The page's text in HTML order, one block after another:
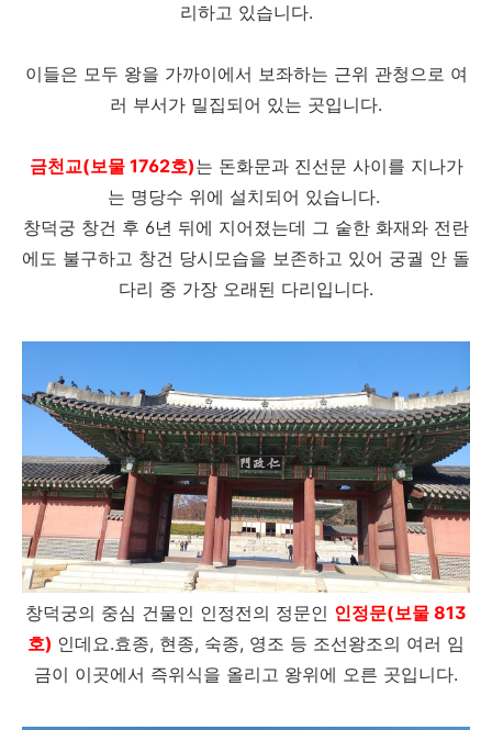
리하고 있습니다.
이들은 모두 왕을 가까이에서 보좌하는 근위 관청으로 여
러 부서가 밀집되어 있는 곳입니다.
금천교(보물 1762호)는 돈화문과 진선문 사이를 지나가
는 명당수 위에 설치되어 있습니다.
창덕궁 창건 후 6년 뒤에 지어졌는데 그 숱한 화재와 전란
에도 불구하고 창건 당시모습을 보존하고 있어 궁궐 안 돌
다리 중 가장 오래된 다리입니다.
창덕궁의 중심 건물인 인정전의 정문인 인정문(보물 813
호) 인데요.효종, 현종, 숙종, 영조 등 조선왕조의 여러 임
금이 이곳에서 즉위식을 올리고 왕위에 오른 곳입니다.